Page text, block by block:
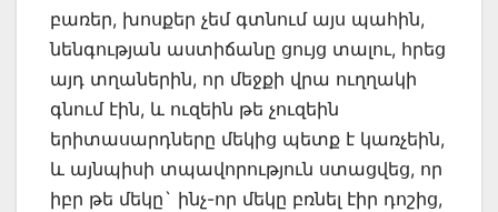
բառեր, խոսքեր չեմ գտնում այս պահին,
նենգության աստիճանը ցույց տալու, հրեց
այդ տղաներին, որ մեջքի վրա ուղղակի
գնում էին, և ուզեին թե չուզեին
երիտասարդները մեկից պետք է կառչեին,
և այնպիսի տպավորություն ստացվեց, որ
իբր թե մեկը` ինչ-որ մեկը բռնել էիր դոշից,